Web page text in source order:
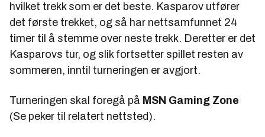
hvilket trekk som er det beste. Kasparov utfører
det første trekket, og så har nettsamfunnet 24
timer til å stemme over neste trekk. Deretter er det
Kasparovs tur, og slik fortsetter spillet resten av
sommeren, inntil turneringen er avgjort.
Turneringen skal foregå på MSN Gaming Zone
(Se peker til relatert nettsted).